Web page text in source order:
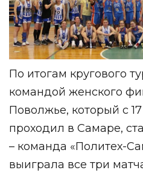
По итогам кругового
командой женского
Поволжье, который с
проходил в Самаре,
– команда «Политех-
выиграла все три